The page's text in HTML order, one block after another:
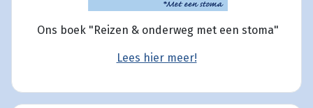
Ons boek "Reizen & onderweg met een stoma"
Lees hier meer!